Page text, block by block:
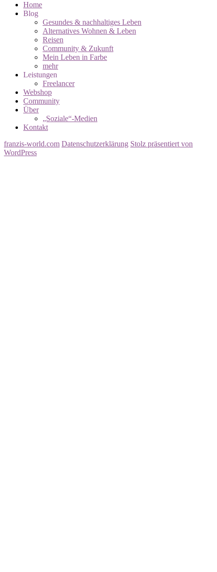
Home
Blog
Gesundes & nachhaltiges Leben
Alternatives Wohnen & Leben
​Reisen
​Community & Zukunft
Mein Leben in Farbe
mehr
Leistungen
Freelancer
Webshop
Community
Über
„Soziale“-Medien
Kontakt
franzis-world.com Datenschutzerklärung Stolz präsentiert von
WordPress